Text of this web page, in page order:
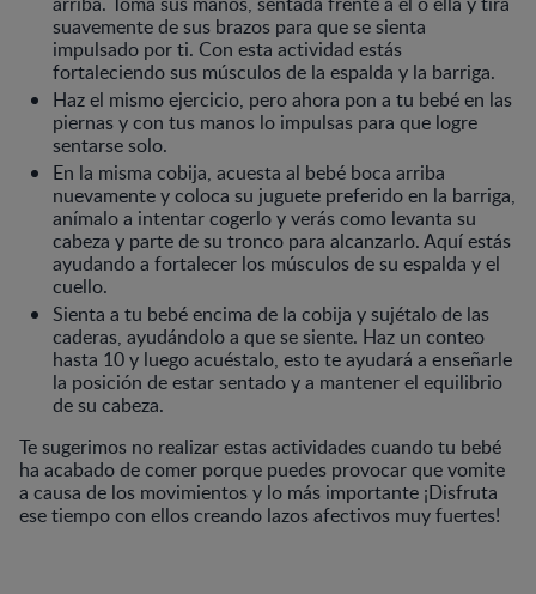
suavemente de sus brazos para que se sienta
impulsado por ti. Con esta actividad estás
fortaleciendo sus músculos de la espalda y la barriga.
Haz el mismo ejercicio, pero ahora pon a tu bebé en las
piernas y con tus manos lo impulsas para que logre
sentarse solo.
En la misma cobija, acuesta al bebé boca arriba
nuevamente y coloca su juguete preferido en la barriga,
anímalo a intentar cogerlo y verás como levanta su
cabeza y parte de su tronco para alcanzarlo. Aquí estás
ayudando a fortalecer los músculos de su espalda y el
cuello.
Sienta a tu bebé encima de la cobija y sujétalo de las
caderas, ayudándolo a que se siente. Haz un conteo
hasta 10 y luego acuéstalo, esto te ayudará a enseñarle
la posición de estar sentado y a mantener el equilibrio
de su cabeza.
Te sugerimos no realizar estas actividades cuando tu bebé
ha acabado de comer porque puedes provocar que vomite
a causa de los movimientos y lo más importante ¡Disfruta
ese tiempo con ellos creando lazos afectivos muy fuertes!